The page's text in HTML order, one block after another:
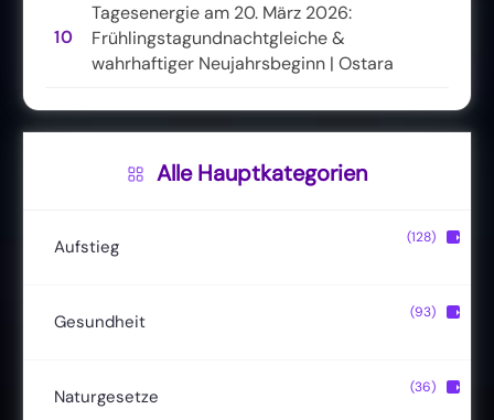
10
Tagesenergie am 20. März 2026:
Frühlingstagundnachtgleiche &
wahrhaftiger Neujahrsbeginn | Ostara
Alle Hauptkategorien
Aufstieg
Christusbewusstsein (20)
(11)
(128) ▶
Gesundheit
Entgiftung (13)
(93) ▶
Naturgesetze (36) ▶